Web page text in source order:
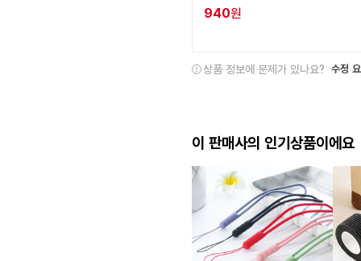
940원
상품 정보에 문제가 있나요? 수정
이 판매사의 인기상품이에요